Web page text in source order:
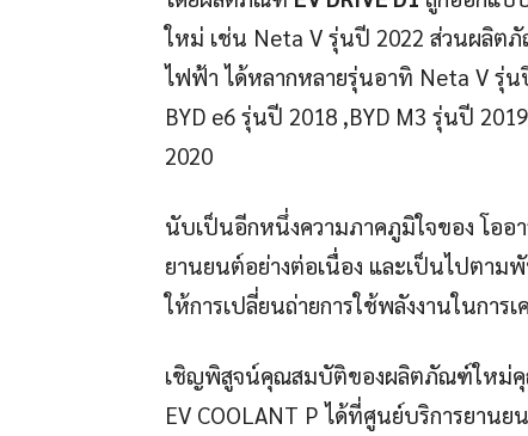
ใหม่ เช่น Neta V รุ่นปี 2022 ส่วนผลิต
ไฟฟ้า ได้หลากหลายรุ่นอาทิ Neta V รุ่น
BYD e6 รุ่นปี 2018 ,BYD M3 รุ่นปี
2020
นับเป็นอีกหนึ่งความภาคภูมิใจของ โออา
ยานยนต์­­อย่างต่อเนื่อง และเป็นไปตาม
ให้การเปลี่ยนถ่ายการใช้พลังงานในการ
เชิญพิสูจน์คุณสมบัติของผลิตภัณฑ์ใหม่คุ
EV COOLANT P ได้ที่ศูนย์บริการยาน